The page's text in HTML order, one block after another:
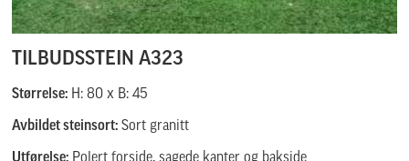
TILBUDSSTEIN A323
Størrelse: H: 80 x B: 45
Avbildet steinsort: Sort granitt
Utførelse: Polert forside, sagede kanter og bakside